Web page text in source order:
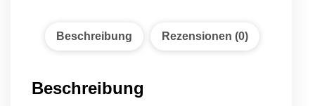
Beschreibung Rezensionen (0)
Beschreibung